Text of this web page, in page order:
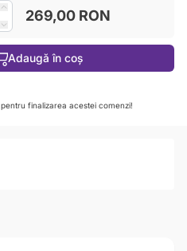
269,00 RON
Adaugă în coș
pentru finalizarea acestei comenzi!